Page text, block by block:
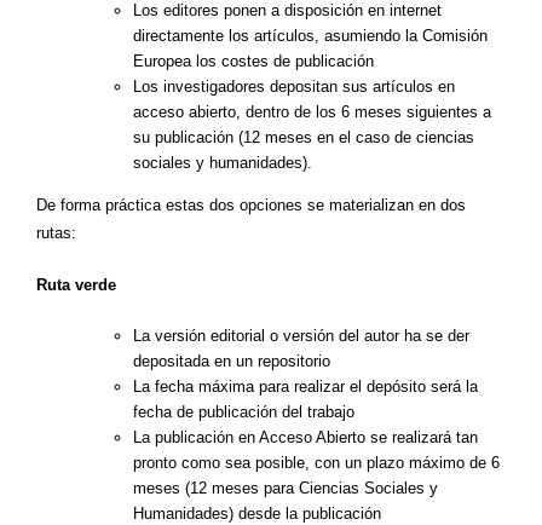
Los editores ponen a disposición en internet
directamente los artículos, asumiendo la Comisión
Europea los costes de publicación
Los investigadores depositan sus artículos en
acceso abierto, dentro de los 6 meses siguientes a
su publicación (12 meses en el caso de ciencias
sociales y humanidades).
De forma práctica estas dos opciones se materializan en dos
rutas:
Ruta verde
La versión editorial o versión del autor ha se der
depositada en un repositorio
La fecha máxima para realizar el depósito será la
fecha de publicación del trabajo
La publicación en Acceso Abierto se realizará tan
pronto como sea posible, con un plazo máximo de 6
meses (12 meses para Ciencias Sociales y
Humanidades) desde la publicación